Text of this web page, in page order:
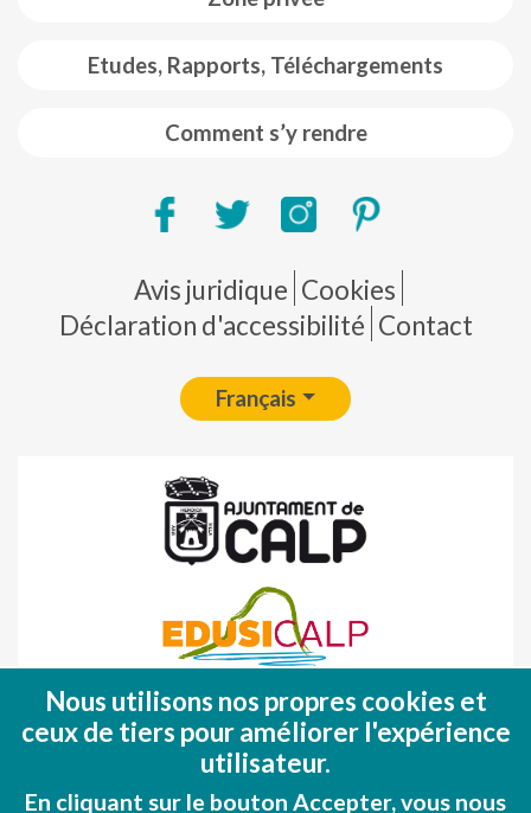
Etudes, Rapports, Téléchargements
Comment s’y rendre
Pie de página
Avis juridique Cookies
Déclaration d'accessibilité Contact
Français
Fondo Europeo de Desarrollo Regional
(FEDER)
Una manera de hacer EUROPA
Nous utilisons nos propres cookies et
ceux de tiers pour améliorer l'expérience
utilisateur.
En cliquant sur le bouton Accepter, vous nous